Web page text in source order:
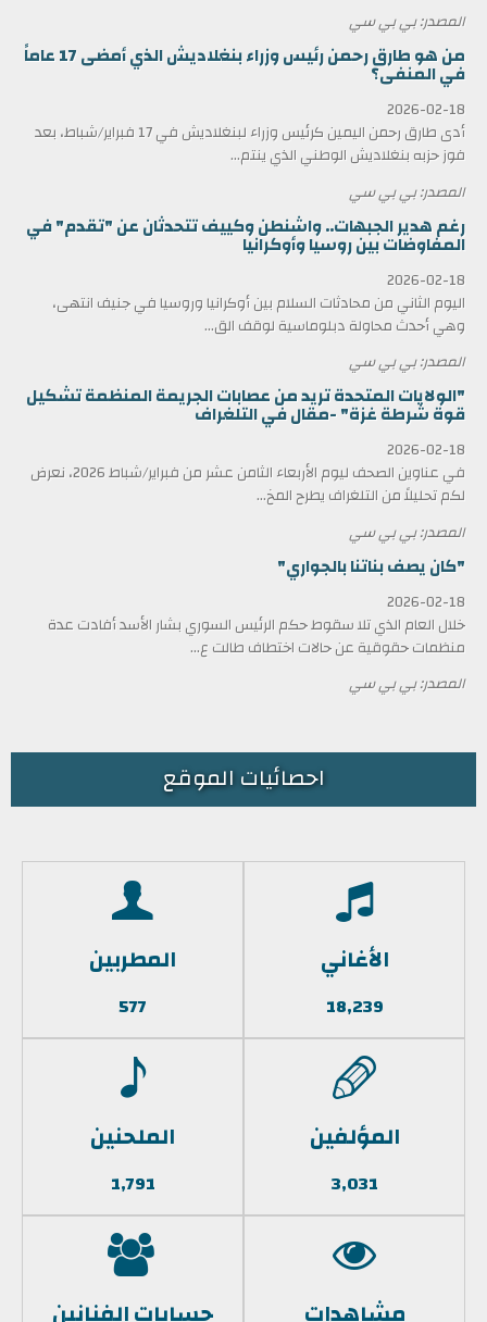
المصدر: بي بي سي
من هو طارق رحمن رئيس وزراء بنغلاديش الذي أمضى 17 عاماً
في المنفى؟
2026-02-18
أدى طارق رحمن اليمين كرئيس وزراء لبنغلاديش في 17 فبراير/شباط، بعد
فوز حزبه بنغلاديش الوطني الذي ينتم...
المصدر: بي بي سي
رغم هدير الجبهات.. واشنطن وكييف تتحدثان عن "تقدم" في
المفاوضات بين روسيا وأوكرانيا
2026-02-18
اليوم الثاني من محادثات السلام بين أوكرانيا وروسيا في جنيف انتهى،
وهي أحدث محاولة دبلوماسية لوقف الق...
المصدر: بي بي سي
"الولايات المتحدة تريد من عصابات الجريمة المنظمة تشكيل
قوة شرطة غزة" -مقال في التلغراف
2026-02-18
في عناوين الصحف ليوم الأربعاء الثامن عشر من فبراير/شباط 2026، نعرض
لكم تحليلاً من التلغراف يطرح المخ...
المصدر: بي بي سي
"كان يصف بناتنا بالجواري"
2026-02-18
خلال العام الذي تلا سقوط حكم الرئيس السوري بشار الأسد أفادت عدة
منظمات حقوقية عن حالات اختطاف طالت ع...
المصدر: بي بي سي
احصائيات الموقع
الأغاني
18,239
المطربين
577
المؤلفين
3,031
الملحنين
1,791
مشاهدات حسابات الفنانين